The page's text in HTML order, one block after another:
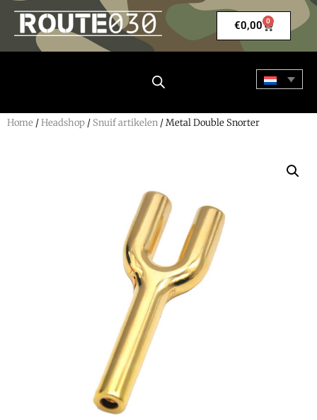
€0,00 0
Home /Headshop / Snuif artikelen / Metal Double Snorter